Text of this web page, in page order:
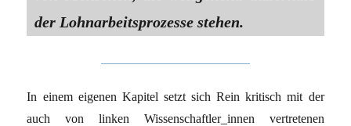
der Lohnarbeitsprozesse stehen.
In einem eigenen Kapitel setzt sich Rein kritisch mit der
auch von linken Wissenschaftler_innen vertretenen